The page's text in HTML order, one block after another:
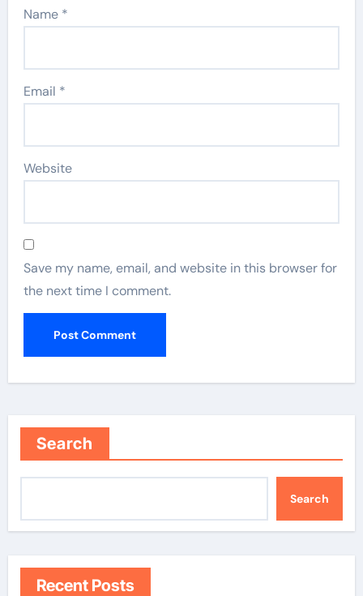
Name *
Email *
Website
Save my name, email, and website in this browser for
the next time I comment.
Search
Search
Recent Posts